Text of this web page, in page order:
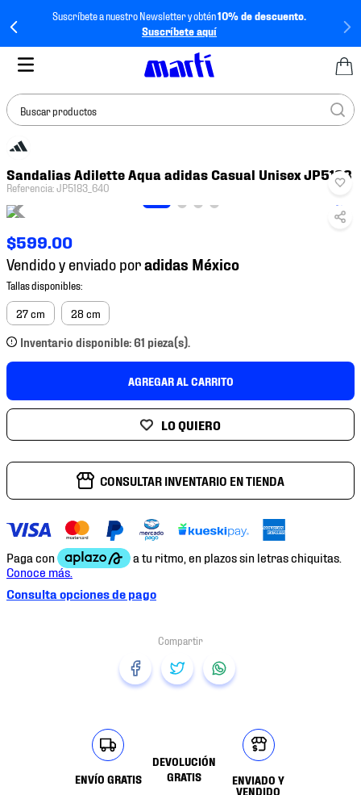
Suscríbete a nuestro Newsletter y obtén10% de descuento.
Suscríbete aquí
Buscar productos
Sandalias Adilette Aqua adidas Casual Unisex JP5183
Referencia:JP5183_640
$599.00
Vendido y enviado por
27 cm 28 cm
Inventario disponible: 61 pieza(s).
AGREGAR AL CARRITO
CONSULTAR INVENTARIO EN TIENDA
Consulta opciones de pago
ENVÍO GRATIS
DEVOLUCIÓN
GRATIS
ENVIADO Y
VENDIDO
BUSCADOS
tenis
4.
tenis futbol
5.
mochila
6.
jersey
8.
chivas